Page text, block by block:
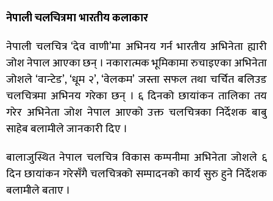
नेपाली चलचित्रमा भारतीय कलाकार
नेपाली चलचित्र ‘देव वाणी’मा अभिनय गर्न भारतीय अभिनेता ह्यारी
जोश नेपाल आएका छन् । नकारात्मक भूमिकामा रुचाइएका अभिनेता
जोशले ‘वान्टेड’, ‘धूम २’, ‘वेलकम’ जस्ता सफल तथा चर्चित बलिउड
चलचित्रमा अभिनय गरेका छन् । ६ दिनको छायांकन तालिका तय
गरेर अभिनेता जोश नेपाल आएको उक्त चलचित्रका निर्देशक बाबु
साहेब बलामीले जानकारी दिए ।
बालाजुस्थित नेपाल चलचित्र विकास कम्पनीमा अभिनेता जोशले ६
दिन छायांकन गरेसँगै चलचित्रको सम्पादनको कार्य सुरु हुने निर्देशक
बलामीले बताए ।